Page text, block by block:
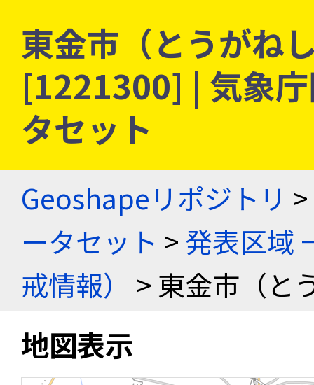
東金市（とうがね
[1221300] | 気象
タセット
Geoshapeリポジトリ >
ータセット >発表区域
戒情報）
> 東金市（と
地図表示